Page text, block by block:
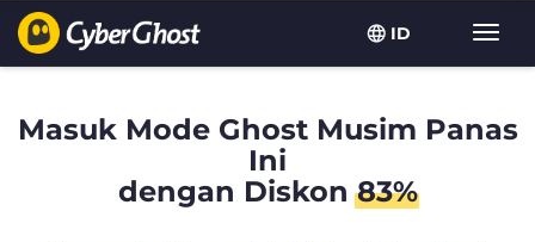
ID
Masuk Mode Ghost Musim Panas
Ini
dengan Diskon83%